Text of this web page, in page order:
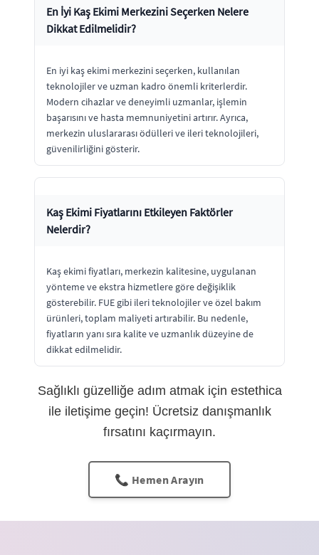
En İyi Kaş Ekimi Merkezini Seçerken Nelere
Dikkat Edilmelidir?
En iyi kaş ekimi merkezini seçerken, kullanılan
teknolojiler ve uzman kadro önemli kriterlerdir.
Modern cihazlar ve deneyimli uzmanlar, işlemin
başarısını ve hasta memnuniyetini artırır. Ayrıca,
merkezin uluslararası ödülleri ve ileri teknolojileri,
güvenilirliğini gösterir.
Kaş Ekimi Fiyatlarını Etkileyen Faktörler
Nelerdir?
Kaş ekimi fiyatları, merkezin kalitesine, uygulanan
yönteme ve ekstra hizmetlere göre değişiklik
gösterebilir. FUE gibi ileri teknolojiler ve özel bakım
ürünleri, toplam maliyeti artırabilir. Bu nedenle,
fiyatların yanı sıra kalite ve uzmanlık düzeyine de
dikkat edilmelidir.
Sağlıklı güzelliğe adım atmak için estethica
ile iletişime geçin! Ücretsiz danışmanlık
fırsatını kaçırmayın.
📞 Hemen Arayın